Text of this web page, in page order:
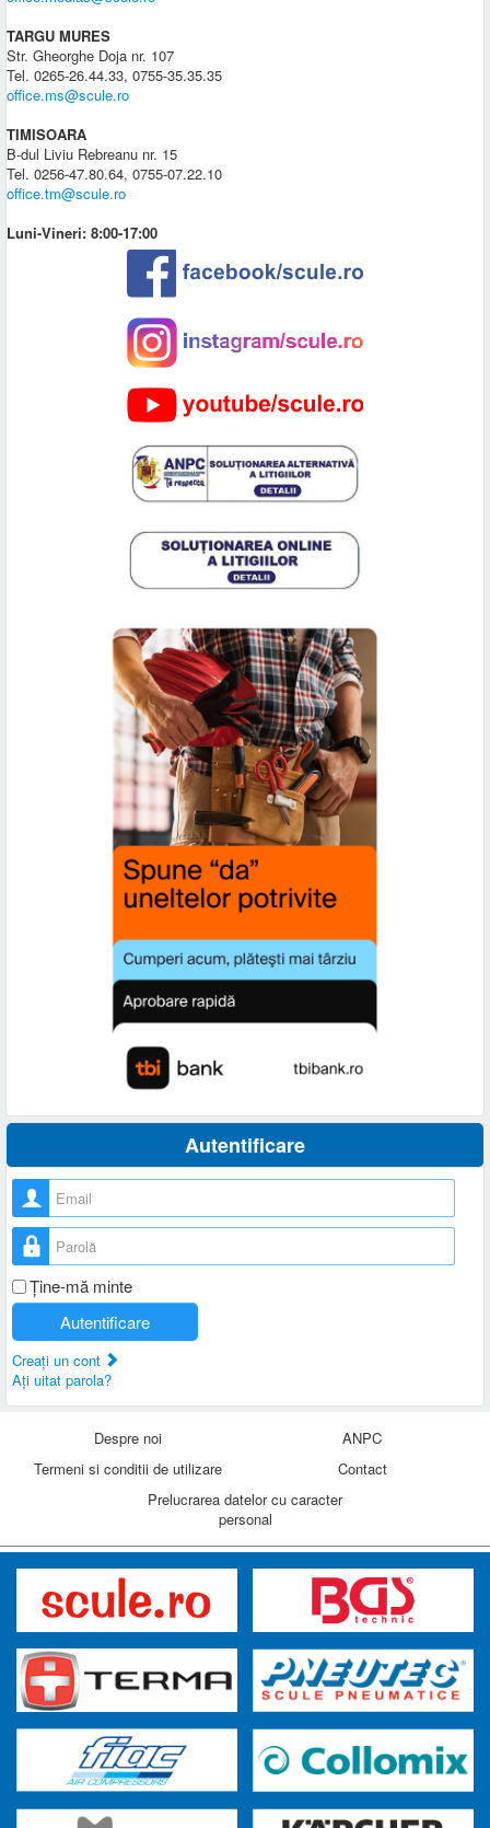
TARGU MURES
Str. Gheorghe Doja nr. 107
Tel. 0265-26.44.33, 0755-35.35.35
office.ms@scule.ro
TIMISOARA
B-dul Liviu Rebreanu nr. 15
Tel. 0256-47.80.64, 0755-07.22.10
office.tm@scule.ro
Luni-Vineri: 8:00-17:00
Autentificare
Nume utilizator
Parolă
Ţine-mă minte
Autentificare
Creaţi un cont
Aţi uitat parola?
Despre noi
ANPC
Termeni si conditii de utilizare
Contact
Prelucrarea datelor cu caracter
personal